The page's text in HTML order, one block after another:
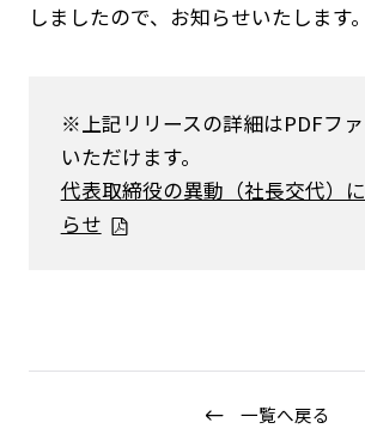
採用情報
しましたので、お知らせいたします。
※上記リリースの詳細はPDFフ
いただけます。
代表取締役の異動（社長交代）
らせ
一覧へ戻る